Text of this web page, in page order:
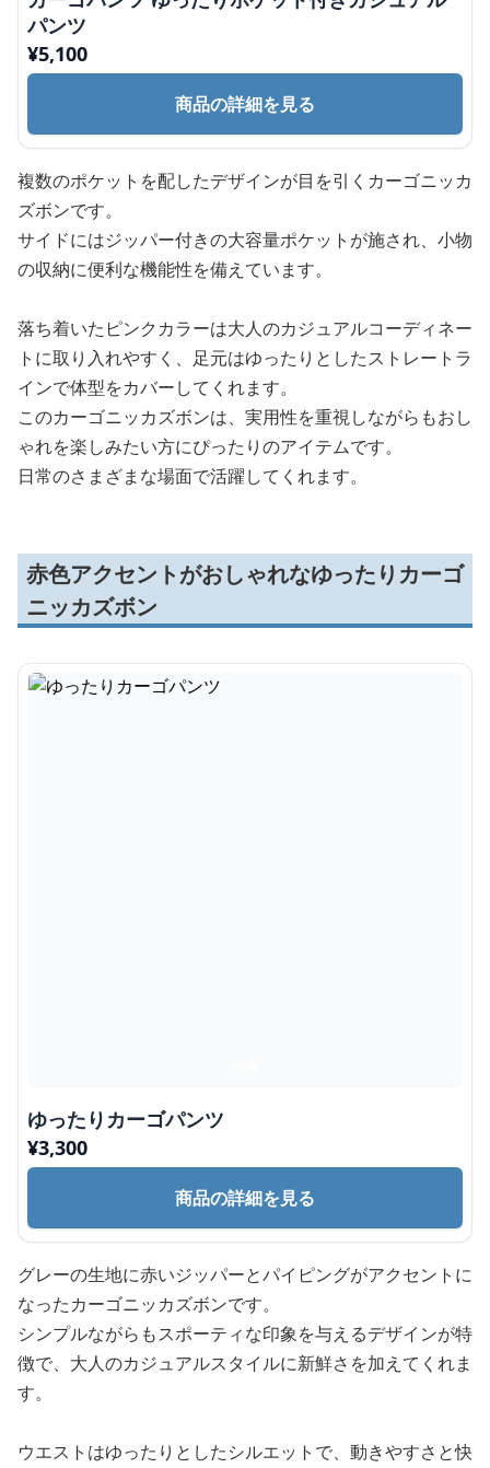
パンツ
¥5,100
商品の詳細を見る
複数のポケットを配したデザインが目を引くカーゴニッカ
ズボンです。
サイドにはジッパー付きの大容量ポケットが施され、小物
の収納に便利な機能性を備えています。
落ち着いたピンクカラーは大人のカジュアルコーディネー
トに取り入れやすく、足元はゆったりとしたストレートラ
インで体型をカバーしてくれます。
このカーゴニッカズボンは、実用性を重視しながらもおし
ゃれを楽しみたい方にぴったりのアイテムです。
日常のさまざまな場面で活躍してくれます。
赤色アクセントがおしゃれなゆったりカーゴ
ニッカズボン
ゆったりカーゴパンツ
¥3,300
商品の詳細を見る
グレーの生地に赤いジッパーとパイピングがアクセントに
なったカーゴニッカズボンです。
シンプルながらもスポーティな印象を与えるデザインが特
徴で、大人のカジュアルスタイルに新鮮さを加えてくれま
す。
ウエストはゆったりとしたシルエットで、動きやすさと快